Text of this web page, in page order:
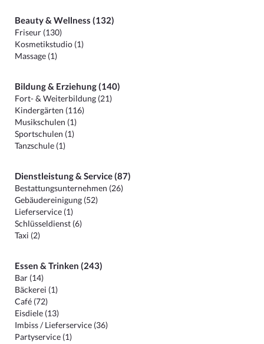
Beauty & Wellness (132)
Friseur (130)
Kosmetikstudio (1)
Massage (1)
Bildung & Erziehung (140)
Fort- & Weiterbildung (21)
Kindergärten (116)
Musikschulen (1)
Sportschulen (1)
Tanzschule (1)
Dienstleistung & Service (87)
Bestattungsunternehmen (26)
Gebäudereinigung (52)
Lieferservice (1)
Schlüsseldienst (6)
Taxi (2)
Essen & Trinken (243)
Bar (14)
Bäckerei (1)
Café (72)
Eisdiele (13)
Imbiss / Lieferservice (36)
Partyservice (1)